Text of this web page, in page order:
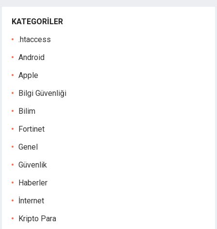
KATEGORILER
.htaccess
Android
Apple
Bilgi Güvenliği
Bilim
Fortinet
Genel
Güvenlik
Haberler
İnternet
Kripto Para